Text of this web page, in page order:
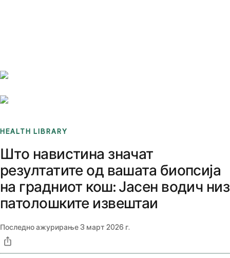
HEALTH LIBRARY
Што навистина значат
резултатите од вашата биопсија
на градниот кош: Јасен водич низ
патолошките извештаи
Последно ажурирање3 март 2026 г.